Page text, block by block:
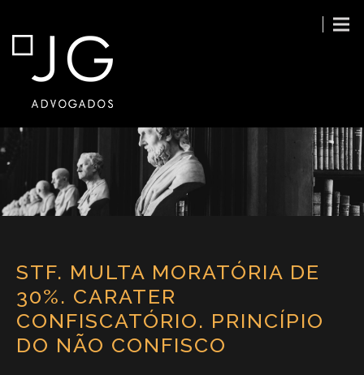
STF. MULTA MORATÓRIA DE
30%. CARATER
CONFISCATÓRIO. PRINCÍPIO
DO NÃO CONFISCO